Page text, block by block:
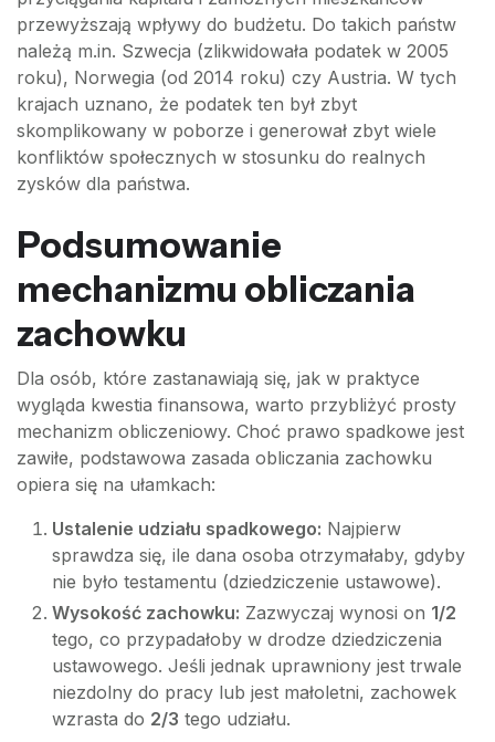
przewyższają wpływy do budżetu. Do takich państw
należą m.in. Szwecja (zlikwidowała podatek w 2005
roku), Norwegia (od 2014 roku) czy Austria. W tych
krajach uznano, że podatek ten był zbyt
skomplikowany w poborze i generował zbyt wiele
konfliktów społecznych w stosunku do realnych
zysków dla państwa.
Podsumowanie
mechanizmu obliczania
zachowku
Dla osób, które zastanawiają się, jak w praktyce
wygląda kwestia finansowa, warto przybliżyć prosty
mechanizm obliczeniowy. Choć prawo spadkowe jest
zawiłe, podstawowa zasada obliczania zachowku
opiera się na ułamkach:
Ustalenie udziału spadkowego: Najpierw
sprawdza się, ile dana osoba otrzymałaby, gdyby
nie było testamentu (dziedziczenie ustawowe).
Wysokość zachowku: Zazwyczaj wynosi on 1/2
tego, co przypadałoby w drodze dziedziczenia
ustawowego. Jeśli jednak uprawniony jest trwale
niezdolny do pracy lub jest małoletni, zachowek
wzrasta do 2/3 tego udziału.